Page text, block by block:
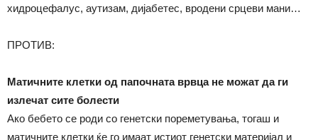
хидроцефалус, аутизам, дијабетес, вродени срцеви мани…
ПРОТИВ:
Mатичните клетки од папочната врвца не можат да ги
излечат сите болести
Ако бебето се роди со генетски пореметувања, тогаш и
матичните клетки ќе го имаат истиот генетски материјал и